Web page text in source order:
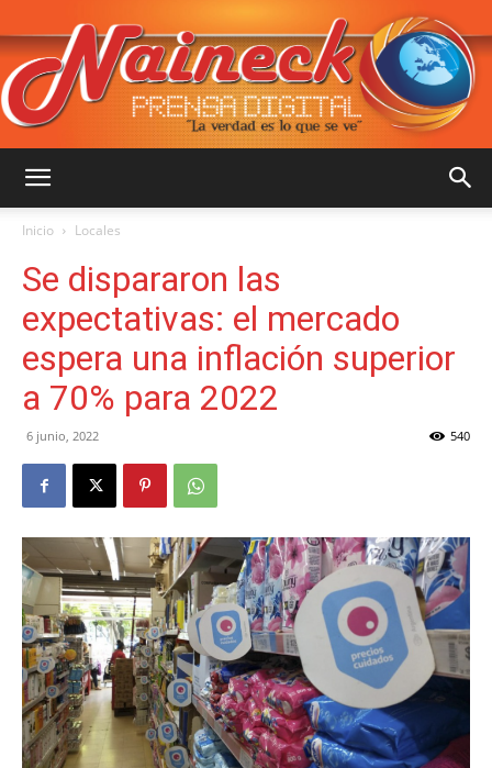
NAINECK
PRENSA
::
La
Inicio Locales
Se dispararon las
expectativas: el mercado
espera una inflación superior
a 70% para 2022
6 junio, 2022 540